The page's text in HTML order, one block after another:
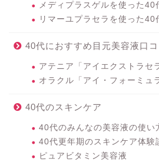
メディプラスゲルを使った40
リマーユプラセラを使った40
40代におすすめ目元美容液口コ
アテニア「アイエクストラセ
オラクル「アイ・フォーミュ
40代のスキンケア
40代のみんなの美容液の使い
40代更年期のスキンケア体験
ピュアビタミン美容液